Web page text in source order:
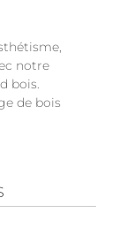
notre
bois.
de bois